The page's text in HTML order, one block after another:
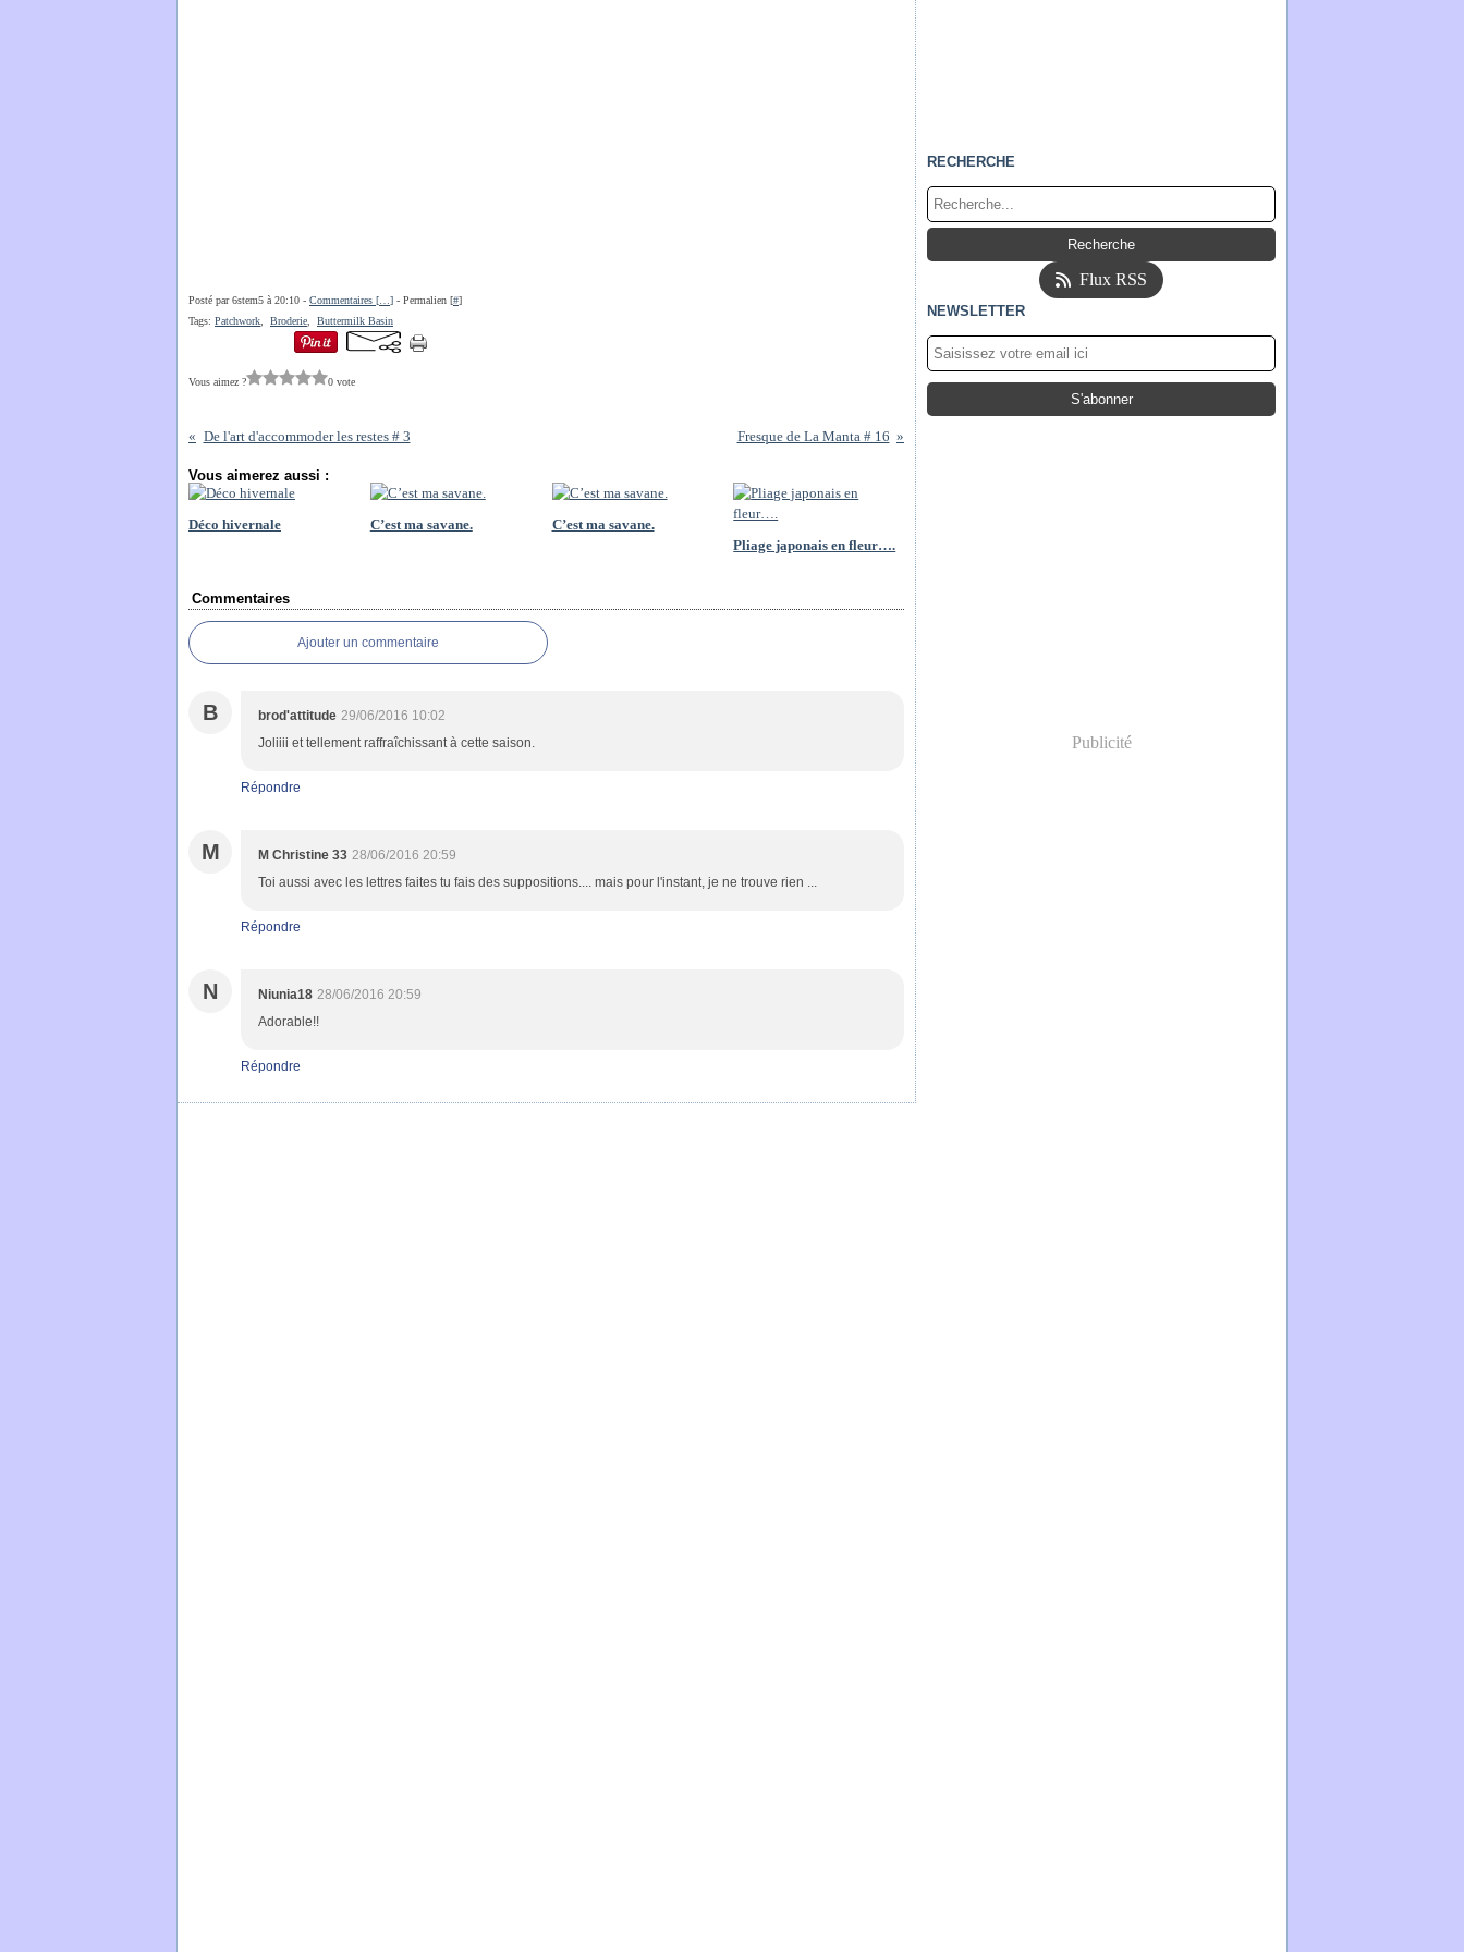
Posté par 6stem5 à 20:10 - Commentaires [ ] - Permalien [#]
Tags: Patchwork Broderie Buttermilk Basin
Vous aimez ? 0 vote
De l'art d'accommoder les restes # 3 Fresque de La Manta # 16
Vous aimerez aussi :
Déco hivernale C’est ma savane.
C’est ma savane.
Pliage japonais en fleur….
Commentaires
Ajouter un commentaire
B brod'attitude 29/06/2016 10:02
Joliiii et tellement raffraîchissant à cette saison.
Répondre
M M Christine 33 28/06/2016 20:59
Toi aussi avec les lettres faites tu fais des suppositions.... mais pour l'instant, je ne trouve rien ...
Répondre
N Niunia18 28/06/2016 20:59
Adorable!!
Répondre
RECHERCHE
Flux RSS
NEWSLETTER
Publicité